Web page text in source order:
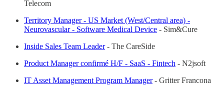
Telecom
Territory Manager - US Market (West/Central area) -
Neurovascular - Software Medical Device - Sim&Cure
Inside Sales Team Leader- The CareSide
Product Manager confirmé H/F - SaaS - Fintech - N2jsoft
IT Asset Management Program Manager- Gritter Francona